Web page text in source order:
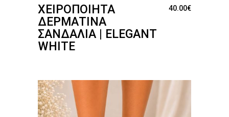
ΧΕΙΡΟΠΟΊΗΤΑ
ΔΕΡΜΆΤΙΝΑ
ΣΑΝΔΆΛΙΑ | ELEGANT
WHITE
40.00€